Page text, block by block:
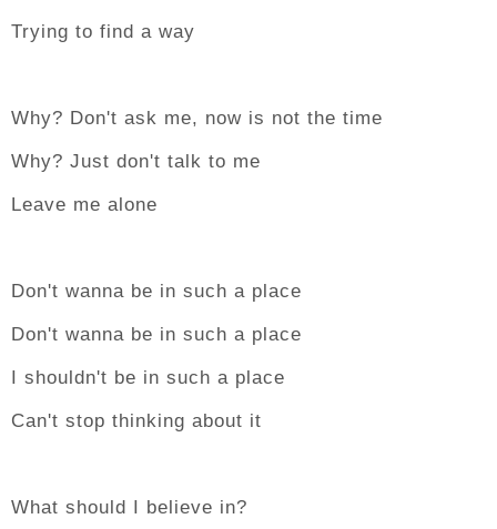
Trying to find a way
Why? Don't ask me, now is not the time
Why? Just don't talk to me
Leave me alone
Don't wanna be in such a place
Don't wanna be in such a place
I shouldn't be in such a place
Can't stop thinking about it
What should I believe in?